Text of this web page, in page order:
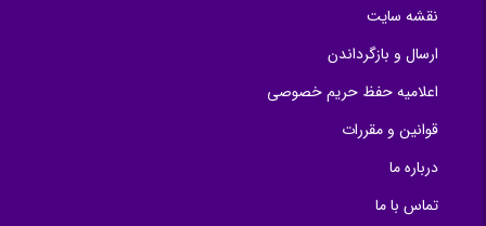
نقشه سایت
ارسال و بازگرداندن
اعلامیه حفظ حریم خصوصی
قوانین و مقررات
درباره ما
تماس با ما